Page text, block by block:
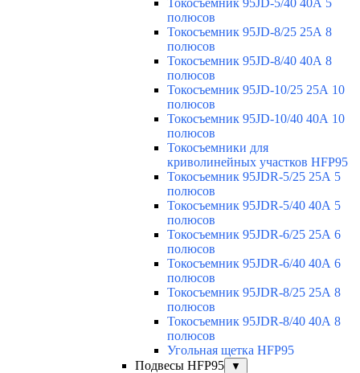
полюсов
Токосъемник 95JD-8/25 25А 8
полюсов
Токосъемник 95JD-8/40 40А 8
полюсов
Токосъемник 95JD-10/25 25А 10
полюсов
Токосъемник 95JD-10/40 40А 10
полюсов
Токосъемники для
криволинейных участков HFP95
Токосъемник 95JDR-5/25 25А 5
полюсов
Токосъемник 95JDR-5/40 40А 5
полюсов
Токосъемник 95JDR-6/25 25А 6
полюсов
Токосъемник 95JDR-6/40 40А 6
полюсов
Токосъемник 95JDR-8/25 25А 8
полюсов
Токосъемник 95JDR-8/40 40А 8
полюсов
Угольная щетка HFP95
Подвесы HFP95
▼